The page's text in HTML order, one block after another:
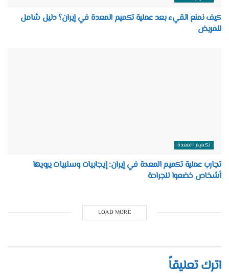
كيف نمنع القيء بعد عملية تكميم المعدة في إيران؟ دليل شامل
للمريض
تكميم المعدة
تجارب عملية تكميم المعدة في إيران: إيجابيات وسلبيات يرويها
أشخاص خضعوا للجراحة
LOAD MORE
اترك تعليقاً